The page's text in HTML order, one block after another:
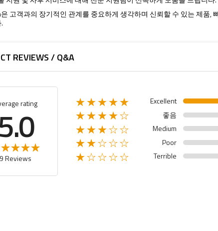
은 고객과의 장기적인 관계를 중요하게 생각하며 신뢰할 수 있는 제품,
REVIEWS / Q&A
rating
9 Reviews
★★★★★ Excellent
★★★★☆ 좋음
★★★☆☆ Medium
★★☆☆☆ Poor
★☆☆☆☆ Terrible